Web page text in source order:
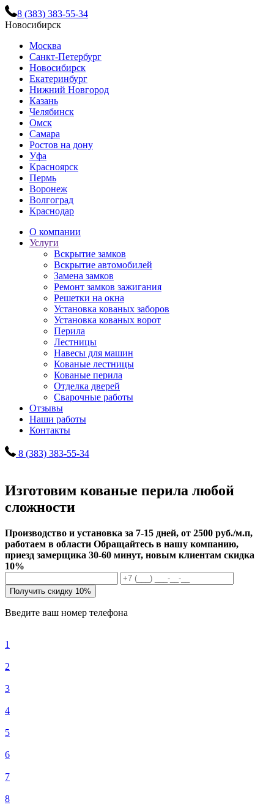
8 (383) 383-55-34
Новосибирск
Москва
Санкт-Петербург
Новосибирск
Екатеринбург
Нижний Новгород
Казань
Челябинск
Омск
Самара
Ростов на дону
Уфа
Красноярск
Пермь
Воронеж
Волгоград
Краснодар
О компании
Услуги
Вскрытие замков
Вскрытие автомобилей
Замена замков
Ремонт замков зажигания
Решетки на окна
Установка кованых заборов
Установка кованых ворот
Перила
Лестницы
Навесы для машин
Кованые лестницы
Кованые перила
Отделка дверей
Сварочные работы
Отзывы
Наши работы
Контакты
8 (383) 383-55-34
Изготовим кованые перила любой
сложности
Производство и установка за 7-15 дней, от 2500 руб./м.п,
работаем в области Обращайтесь в нашу компанию,
приезд замерщика 30-60 минут, новым клиентам скидка
10%
Получить скидку 10%
Введите ваш номер телефона
1
2
3
4
5
6
7
8